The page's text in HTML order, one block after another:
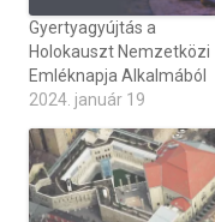
Gyertyagyújtás a
Holokauszt Nemzetközi
Emléknapja Alkalmából
2024. január 19